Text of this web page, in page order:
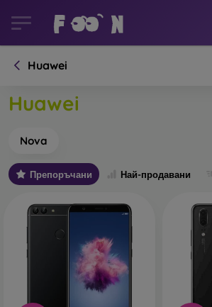
Huawei
Huawei
Nova
Препоръчани Най-продавани